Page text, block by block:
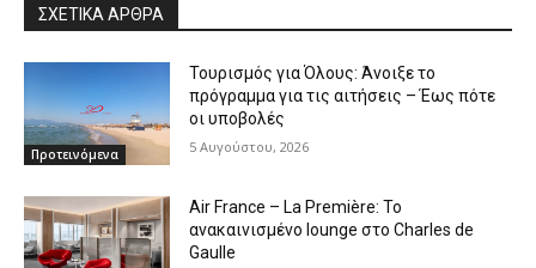
ΣΧΕΤΙΚΑ ΑΡΘΡΑ
Προτεινόμενα
Τουρισμός για Όλους: Άνοιξε το
πρόγραμμα για τις αιτήσεις – Έως πότε
οι υποβολές
5 Αυγούστου, 2026
Air France – La Première: Το
ανακαινισμένο lounge στο Charles de
Gaulle